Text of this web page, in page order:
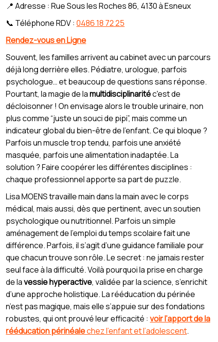
📍 Adresse : Rue Sous les Roches 86, 4130 à Esneux
📞 Téléphone RDV : 0486 18 72 25
Rendez-vous en Ligne
Souvent, les familles arrivent au cabinet avec un parcours
déjà long derrière elles. Pédiatre, urologue, parfois
psychologue… et beaucoup de questions sans réponse.
Pourtant, la magie de lamultidisciplinaritéc'est de
décloisonner ! On envisage alors le trouble urinaire, non
plus comme “juste un souci de pipi”, mais comme un
indicateur global du bien-être de l’enfant. Ce qui bloque ?
Parfois un muscle trop tendu, parfois une anxiété
masquée, parfois une alimentation inadaptée. La
solution ? Faire coopérer les différentes disciplines :
chaque professionnel apporte sa part de puzzle.
Lisa MOENS travaille main dans la main avec le corps
médical, mais aussi, dès que pertinent, avec un soutien
psychologique ou nutritionnel. Parfois un simple
aménagement de l’emploi du temps scolaire fait une
différence. Parfois, il s’agit d’une guidance familiale pour
que chacun trouve son rôle. Le secret : ne jamais rester
seul face à la difficulté. Voilà pourquoi la prise en charge
de lavessie hyperactive, validée par la science, s’enrichit
d’une approche holistique. La rééducation du périnée
n’est pas magique, mais elle s’appuie sur des fondations
robustes, qui ont prouvé leur efficacité : voir l’apport de la
rééducation périnéalechez l’enfant et l’adolescent.